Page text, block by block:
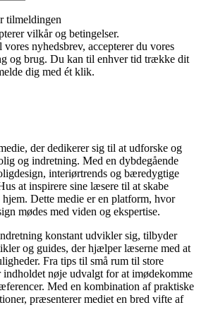
tilmeldingen
vilkår og betingelser.
nyhedsbrev, accepterer du vores
og brug. Du kan til enhver tid trække dit
dig med ét klik.
der dedikerer sig til at udforske og
og indretning. Med en dybdegående
interiørtrends og bæredygtige
at inspirere sine læsere til at skabe
Dette medie er en platform, hvor
mødes med viden og ekspertise.
konstant udvikler sig, tilbyder
og guides, der hjælper læserne med at
Fra tips til små rum til store
indholdet nøje udvalgt for at imødekomme
Med en kombination af praktiske
præsenterer mediet en bred vifte af